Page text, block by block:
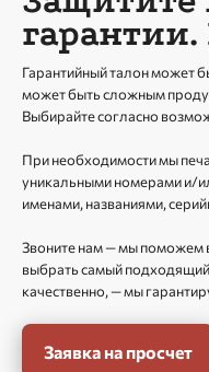
Гарантийный талон может
может быть сложным
Выбирайте согласно
При необходимости мы
уникальными номерами и/
именами, названиями,
Звоните нам — мы поможем
выбрать самый
качественно, — мы
Заявка на просчет